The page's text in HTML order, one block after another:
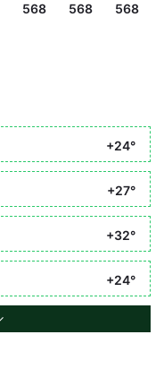
568 568 568
+24°
+27°
+32°
+24°